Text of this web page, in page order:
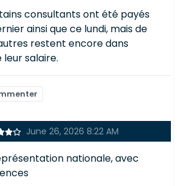
consultants ont été payés
ainsi que ce lundi, mais de
restent encore dans
leur salaire.
June 26, 2026 8:22 AM
nationale, avec